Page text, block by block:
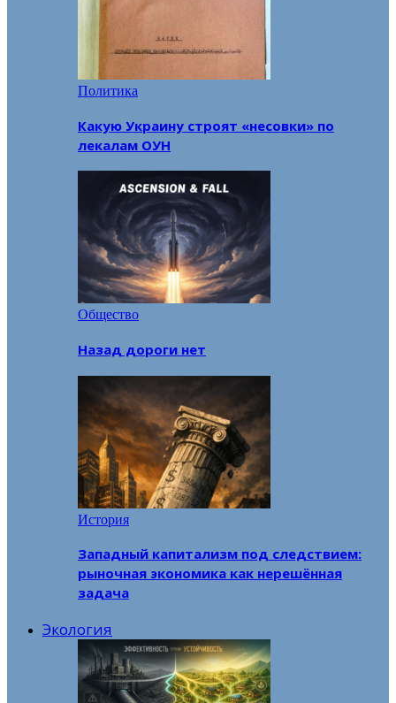
Политика
Какую Украину строят «несовки» по
лекалам ОУН
Общество
Назад дороги нет
История
Западный капитализм под следствием:
рыночная экономика как нерешённая
задача
Экология